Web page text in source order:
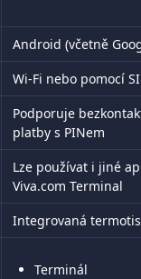
Android (včetně
Wi-Fi nebo pomocí
Podporuje
platby s PINem
Lze používat i jiné
Viva.com Terminal
Integrovaná
Terminál